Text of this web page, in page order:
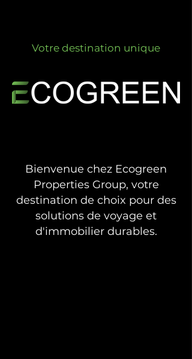
Votre destination unique
Bienvenue chez Ecogreen
Properties Group, votre
destination de choix pour des
solutions de voyage et
d'immobilier durables.